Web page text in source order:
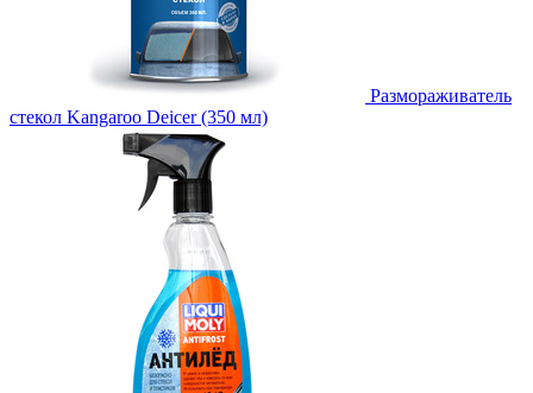
Размораживатель
стекол Kangaroo Deicer (350 мл)